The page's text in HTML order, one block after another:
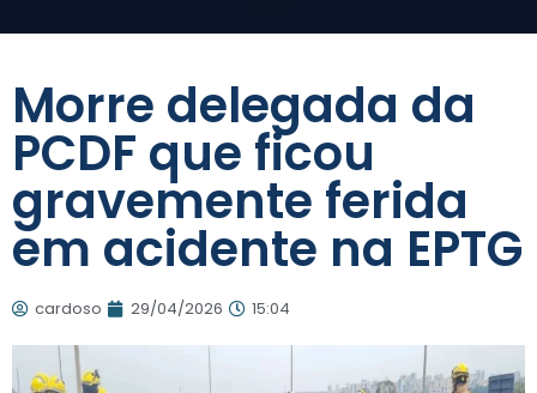
Morre delegada da
PCDF que ficou
gravemente ferida
em acidente na EPTG
cardoso 29/04/2026 15:04